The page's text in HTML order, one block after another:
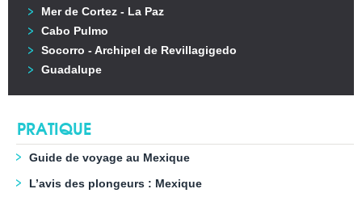
Mer de Cortez - La Paz
Cabo Pulmo
Socorro - Archipel de Revillagigedo
Guadalupe
PRATIQUE
Guide de voyage au Mexique
L’avis des plongeurs : Mexique